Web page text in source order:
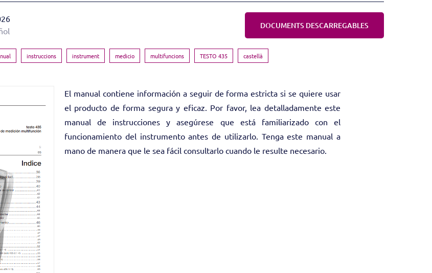
DOCUMENTS DESCARREGABLES
instruccions instrument medicio multifuncions TESTO 435 castellà
El manual contiene información a seguir de forma estricta si se quiere usar
el producto de forma segura y eficaz. Por favor, lea detalladamente este
manual de instrucciones y asegúrese que está familiarizado con el
funcionamiento del instrumento antes de utilizarlo. Tenga este manual a
mano de manera que le sea fácil consultarlo cuando le resulte necesario.